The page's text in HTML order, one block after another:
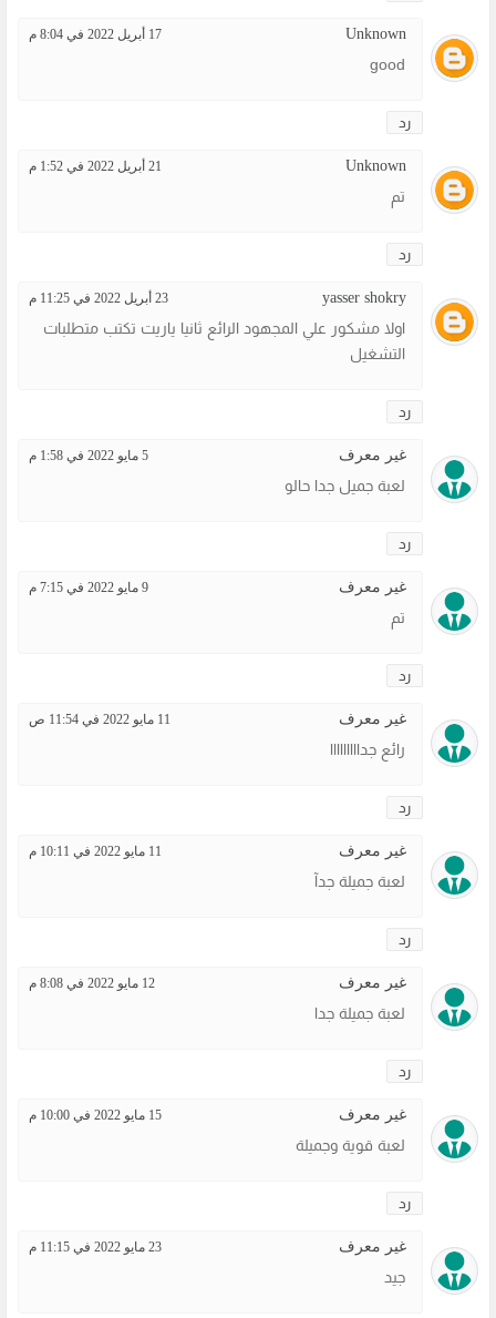
Unknown 17 أبريل 2022 في 8:04 م
good
رد
Unknown 21 أبريل 2022 في 1:52 م
تم
رد
yasser shokry 23 أبريل 2022 في 11:25 م
اولا مشكور علي المجهود الرائع ثانيا ياريت تكتب متطلبات
التشغيل
رد
غير معرف 5 مايو 2022 في 1:58 م
لعبة جميل جدا حالو
رد
غير معرف 9 مايو 2022 في 7:15 م
تم
رد
غير معرف 11 مايو 2022 في 11:54 ص
رائع جدااااااااا
رد
غير معرف 11 مايو 2022 في 10:11 م
لعبة جميلة جدآ
رد
غير معرف 12 مايو 2022 في 8:08 م
لعبة جميلة جدا
رد
غير معرف 15 مايو 2022 في 10:00 م
لعبة قوية وجميلة
رد
غير معرف 23 مايو 2022 في 11:15 م
جيد